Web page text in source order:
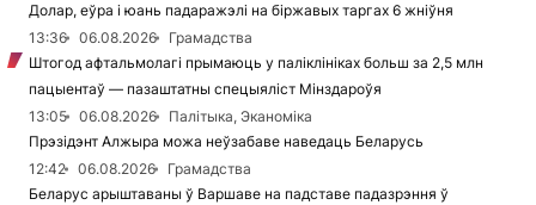
Долар, еўра і юань падаражэлі на біржавых таргах 6 жніўня
13:36
06.08.2026
Грамадства
Штогод афтальмолагі прымаюць у паліклініках больш за 2,5 млн
пацыентаў — пазаштатны спецыяліст Мінздароўя
13:05
06.08.2026
Палітыка, Эканоміка
Прэзідэнт Алжыра можа неўзабаве наведаць Беларусь
12:42
06.08.2026
Грамадства
Беларус арыштаваны ў Варшаве на падставе падазрэння ў